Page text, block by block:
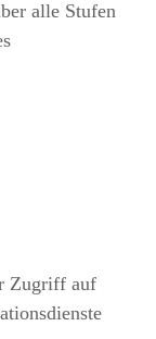
alle Stufen
Zugriff auf